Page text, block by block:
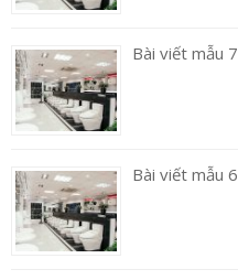
Bài viết mẫu 7
Bài viết mẫu 6